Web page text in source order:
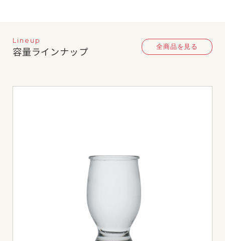
Lineup
容量ラインナップ 全商品を見る